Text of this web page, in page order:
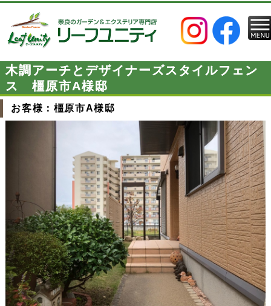
木調アーチとデザイナーズスタイルフェン
ス 橿原市A様邸
お客様：橿原市A様邸